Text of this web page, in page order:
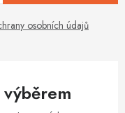
osobních údajů
výběrem